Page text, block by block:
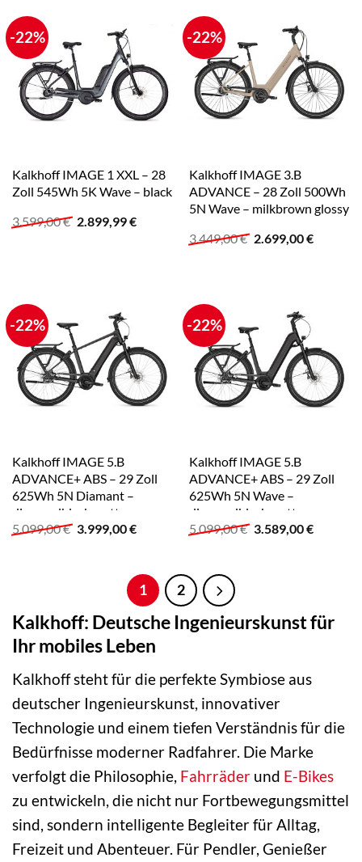
-22%
Kalkhoff IMAGE 1 XXL – 28
Zoll 545Wh 5K Wave – black
3.599,00€ Ursprünglicher
2.899,99€Aktueller
-22%
Kalkhoff IMAGE 3.B
ADVANCE – 28 Zoll 500Wh
5N Wave – milkbrown glossy
3.449,00€ Ursprünglicher
2.699,00€
-22%
Kalkhoff IMAGE 5.B
ADVANCE+ ABS – 29 Zoll
625Wh 5N Diamant –
diamondblack matt
5.099,00€ Ursprünglicher
3.999,00€Aktueller
-22%
Kalkhoff IMAGE 5.B
ADVANCE+ ABS – 29 Zoll
625Wh 5N Wave –
diamondblack matt
5.099,00€ Ursprünglicher
3.589,00€
1 2
Kalkhoff: Deutsche Ingenieurskunst für
Ihr mobiles Leben
Kalkhoff steht für die perfekte Symbiose aus
deutscher Ingenieurskunst, innovativer
Technologie und einem tiefen Verständnis für die
Bedürfnisse moderner Radfahrer. Die Marke
verfolgt die Philosophie, Fahrräder und E-Bikes
zu entwickeln, die nicht nur Fortbewegungsmittel
sind, sondern intelligente Begleiter für Alltag,
Freizeit und Abenteuer. Für Pendler, Genießer